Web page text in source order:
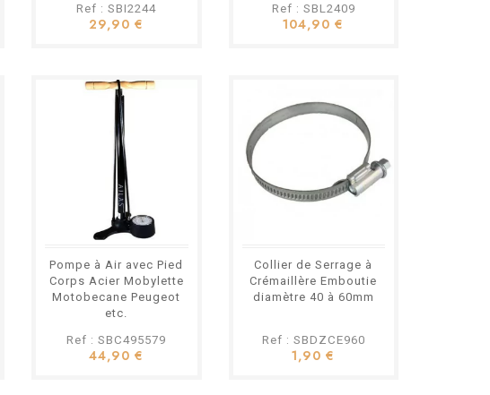
Ref : SBI2244
29,90 €
Ref : SBL2409
104,90 €
Pompe à Air avec Pied
Corps Acier Mobylette
Motobecane Peugeot
etc.
Ref : SBC495579
44,90 €
Collier de Serrage à
Crémaillère Emboutie
diamètre 40 à 60mm
Ref : SBDZCE960
1,90 €